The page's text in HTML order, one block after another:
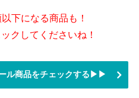
下になる商品も！
クしてくださいね！
ル商品をチェックする▶▶